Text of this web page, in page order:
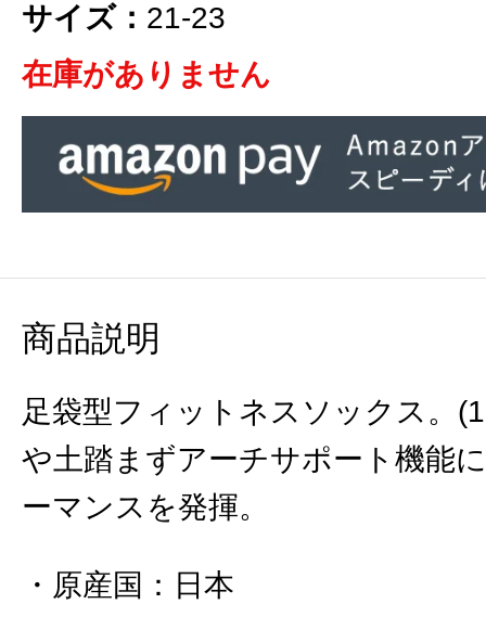
サイズ： 21-23
在庫がありません
商品説明
足袋型フィットネスソックス。
や土踏まずアーチサポート機能
ーマンスを発揮。
原産国 ： 日本